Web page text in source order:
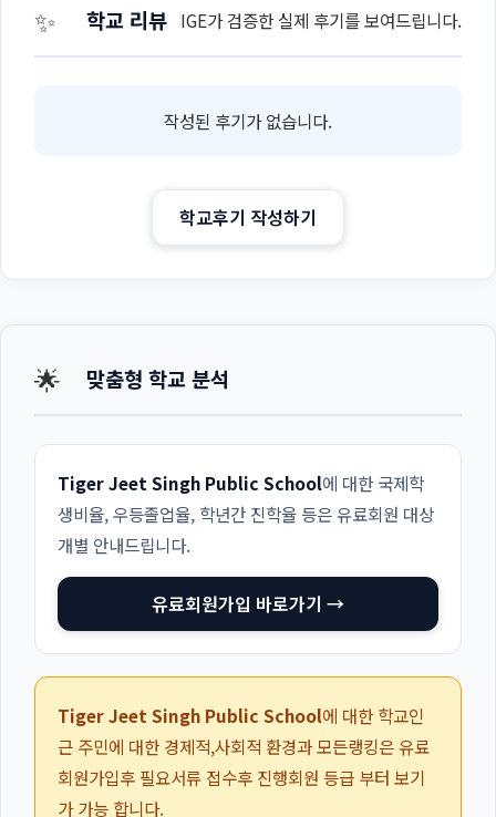
✨ 학교 리뷰 IGE가 검증한 실제 후기를 보여드립니다.
작성된 후기가 없습니다.
학교후기 작성하기
🌟 맞춤형 학교 분석
Tiger Jeet Singh Public School에 대한 국제학
생비율, 우등졸업율, 학년간 진학율 등은 유료회원 대상
개별 안내드립니다.
유료회원가입 바로가기 →
Tiger Jeet Singh Public School에 대한 학교인
근 주민에 대한 경제적,사회적 환경과 모든랭킹은 유료
회원가입후 필요서류 접수후 진행회원 등급 부터 보기
가 가능 합니다.